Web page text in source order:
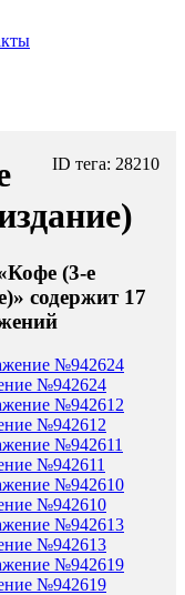
ID тега: 28210
(3-е
содержит 17
№942624
№942612
№942611
№942610
№942613
№942619